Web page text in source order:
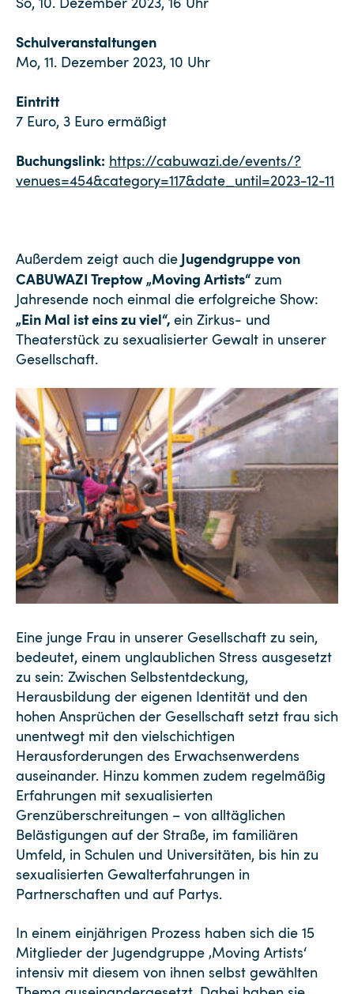
Schulveranstaltungen
Mo, 11. Dezember 2023, 10 Uhr
Eintritt
7 Euro, 3 Euro ermäßigt
Buchungslink: https://cabuwazi.de/events/?
venues=454&category=117&date_until=2023-12-11
Außerdem zeigt auch die Jugendgruppe von
CABUWAZI Treptow „Moving Artists“ zum
Jahresende noch einmal die erfolgreiche Show:
„Ein Mal ist eins zu viel“, ein Zirkus- und
Theaterstück zu sexualisierter Gewalt in unserer
Gesellschaft.
Eine junge Frau in unserer Gesellschaft zu sein,
bedeutet, einem unglaublichen Stress ausgesetzt
zu sein: Zwischen Selbstentdeckung,
Herausbildung der eigenen Identität und den
hohen Ansprüchen der Gesellschaft setzt frau sich
unentwegt mit den vielschichtigen
Herausforderungen des Erwachsenwerdens
auseinander. Hinzu kommen zudem regelmäßig
Erfahrungen mit sexualisierten
Grenzüberschreitungen – von alltäglichen
Belästigungen auf der Straße, im familiären
Umfeld, in Schulen und Universitäten, bis hin zu
sexualisierten Gewalterfahrungen in
Partnerschaften und auf Partys.
In einem einjährigen Prozess haben sich die 15
Mitglieder der Jugendgruppe ‚Moving Artists‘
intensiv mit diesem von ihnen selbst gewählten